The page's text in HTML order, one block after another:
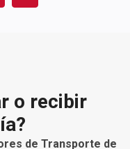
o recibir
de Transporte de